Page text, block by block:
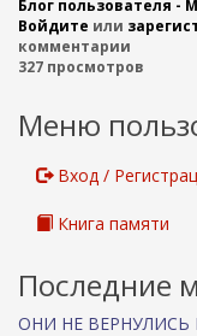
Блог пользователя -
Войдите или
комментарии
327 просмотров
Меню
Вход /
Книга памяти
Последние
ОНИ НЕ ВЕРНУЛИСЬ